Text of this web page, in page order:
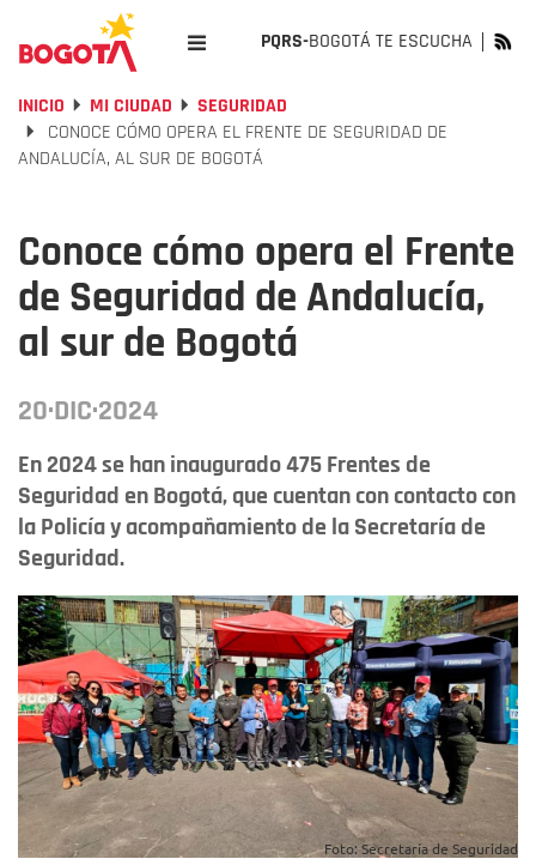
PQRS-BOGOTÁ TE ESCUCHA
INICIO MI CIUDAD
SEGURIDAD
CONOCE CÓMO OPERA EL FRENTE DE SEGURIDAD DE
ANDALUCÍA, AL SUR DE BOGOTÁ
Conoce cómo opera el Frente
de Seguridad de Andalucía,
al sur de Bogotá
20·DIC·2024
En 2024 se han inaugurado 475 Frentes de
Seguridad en Bogotá, que cuentan con contacto con
la Policía y acompañamiento de la Secretaría de
Seguridad.
Foto: Secretaría de Seguridad